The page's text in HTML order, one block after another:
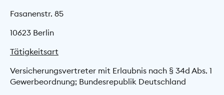
Fasanenstr. 85
10623 Berlin
Tätigkeitsart
Versicherungsvertreter mit Erlaubnis nach § 34d Abs. 1
Gewerbeordnung; Bundesrepublik Deutschland